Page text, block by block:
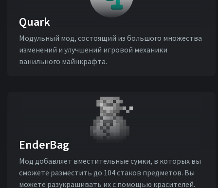
Quark
Модульный мод, состоящий из большого множества
изменений и улучшений игровой механики
ванильного майнкрафта.
EnderBag
Мод добавляет вместительные сумки, в которых вы
сможете разместить до 104 стаков предметов. Вы
можете разукрашивать их с помощью красителей.